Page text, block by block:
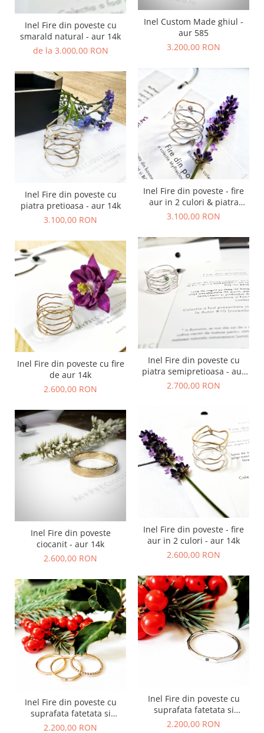
Inel Custom Made ghiul -
aur 585
3.200,00 RON
Inel Fire din poveste cu
smarald natural - aur 14k
de la 3.000,00 RON
Inel Fire din poveste - fire
aur in 2 culori & piatra
pretioasa - aur 14k
3.100,00 RON
Inel Fire din poveste cu
piatra pretioasa - aur 14k
3.100,00 RON
Inel Fire din poveste cu
piatra semipretioasa - aur
14k
2.700,00 RON
Inel Fire din poveste cu fire
de aur 14k
2.600,00 RON
Inel Fire din poveste - fire
aur in 2 culori - aur 14k
2.600,00 RON
Inel Fire din poveste
ciocanit - aur 14k
2.600,00 RON
Inel Fire din poveste cu
suprafata fatetata si
diamant natural blue - aur
2.200,00 RON
Inel Fire din poveste cu
suprafata fatetata si
diamant natural alb - aur
2.200,00 RON